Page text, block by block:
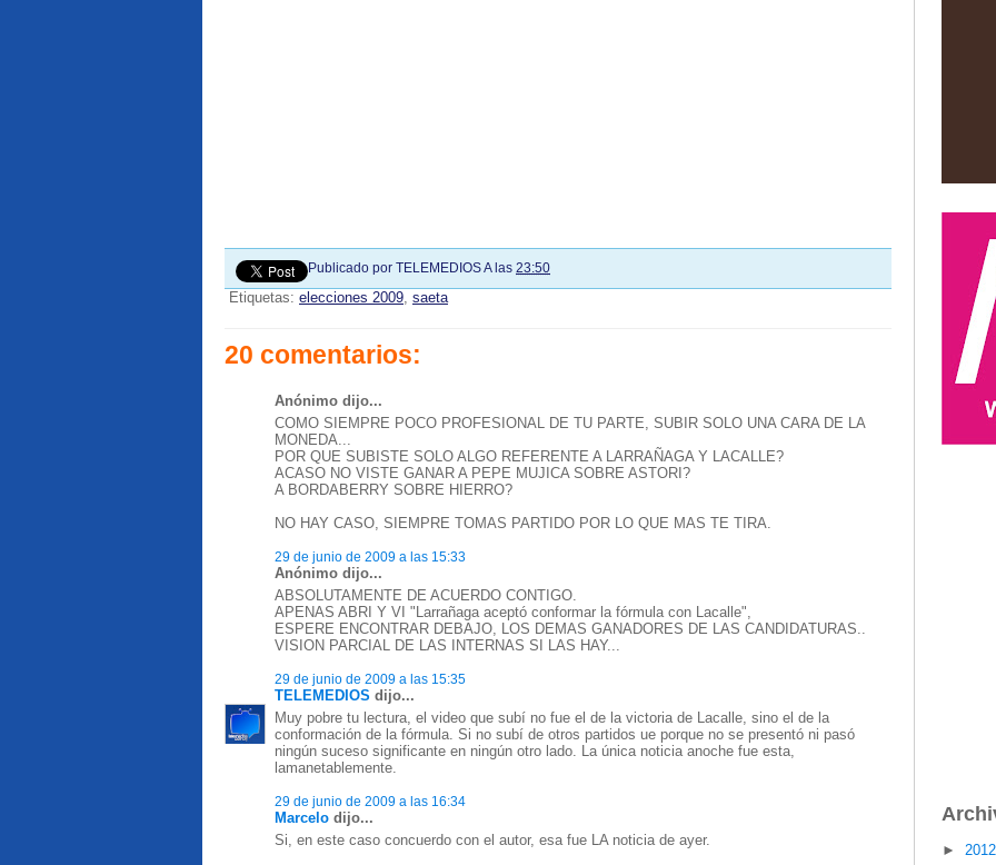
Publicado por TELEMEDIOSA las 23:50
Etiquetas: elecciones 2009, saeta
20 comentarios:
Anónimo dijo...
COMO SIEMPRE POCO PROFESIONAL DE TU PARTE, SUBIR SOLO UNA CARA DE LA
MONEDA...
POR QUE SUBISTE SOLO ALGO REFERENTE A LARRAÑAGA Y LACALLE?
ACASO NO VISTE GANAR A PEPE MUJICA SOBRE ASTORI?
A BORDABERRY SOBRE HIERRO?
NO HAY CASO, SIEMPRE TOMAS PARTIDO POR LO QUE MAS TE TIRA.
29 de junio de 2009 a las 15:33
Anónimo dijo...
ABSOLUTAMENTE DE ACUERDO CONTIGO.
APENAS ABRI Y VI "Larrañaga aceptó conformar la fórmula con Lacalle",
ESPERE ENCONTRAR DEBAJO, LOS DEMAS GANADORES DE LAS CANDIDATURAS..
VISION PARCIAL DE LAS INTERNAS SI LAS HAY...
29 de junio de 2009 a las 15:35
TELEMEDIOS dijo...
Muy pobre tu lectura, el video que subí no fue el de la victoria de Lacalle, sino el de la
conformación de la fórmula. Si no subí de otros partidos ue porque no se presentó ni pasó
ningún suceso significante en ningún otro lado. La única noticia anoche fue esta,
lamanetablemente.
29 de junio de 2009 a las 16:34
Marcelo dijo...
Si, en este caso concuerdo con el autor, esa fue LA noticia de ayer.
►